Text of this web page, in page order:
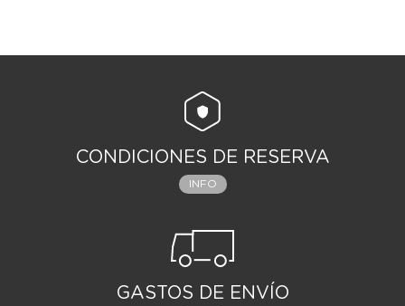
CONDICIONES DE RESERVA
INFO
GASTOS DE ENVÍO